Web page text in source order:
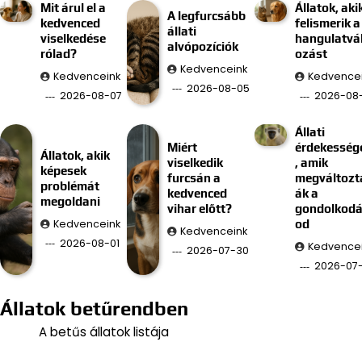
Mit árul el a
kedvenced
viselkedése
rólad?
Kedvenceink
2026-08-07
A legfurcsább
állati
alvópozíciók
Kedvenceink
2026-08-05
Állatok,
felismerik a
ozást
2026-
Állatok, akik
képesek
problémát
megoldani
Kedvenceink
2026-08-01
Miért
viselkedik
furcsán a
kedvenced
vihar előtt?
Kedvenceink
2026-07-30
Állati
, amik
ák a
od
2026-
Állatok betűrendben
A betűs állatok listája